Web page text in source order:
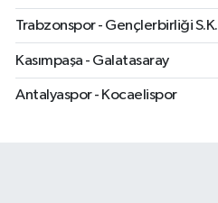
Trabzonspor - Gençlerbirliği S.K.
Kasımpaşa - Galatasaray
Antalyaspor - Kocaelispor